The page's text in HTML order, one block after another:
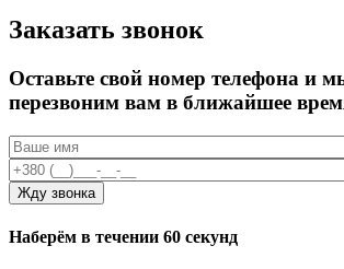
Заказать звонок
Оставьте свой номер телефона и
перезвоним вам в ближайшее
Наберём в течении 60 секунд